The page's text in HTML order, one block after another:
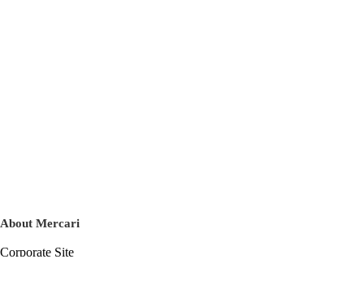
About Mercari
Corporate Site